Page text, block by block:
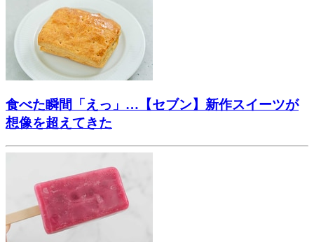
食べた瞬間「えっ」…【セブン】新作スイーツが
想像を超えてきた